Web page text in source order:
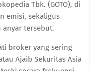
Tbk. (GOTO), di
emisi, sekaligus
tersebut.
broker yang sering
Ajaib Sekuritas Asia